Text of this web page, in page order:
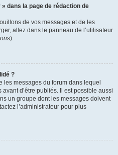
dans la page de rédaction de
de vos messages et de les
allez dans le panneau de l’utilisateur
).
?
les messages du forum dans lequel
d’être publiés. Il est possible aussi
un groupe dont les messages doivent
l’administrateur pour plus